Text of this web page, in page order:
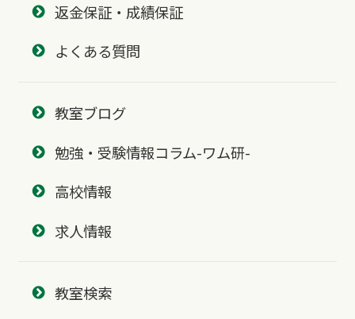
返金保証・成績保証
よくある質問
教室ブログ
勉強・受験情報コラム-ワム研-
高校情報
求人情報
教室検索